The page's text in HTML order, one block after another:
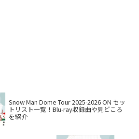
Snow Man Dome Tour 2025-2026 ON セッ
トリスト一覧！Blu-ray収録曲や見どころ
を紹介